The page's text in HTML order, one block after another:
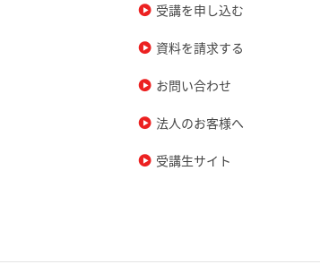
受講を申し込む
資料を請求する
お問い合わせ
法人のお客様へ
受講生サイト